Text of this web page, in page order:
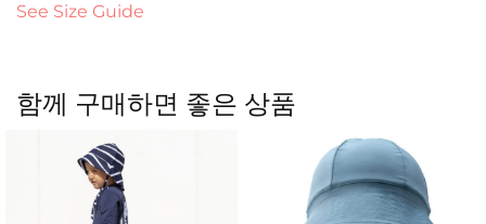
See Size Guide
함께 구매하면 좋은 상품